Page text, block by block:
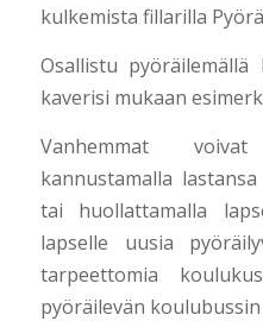
kulkemista fillarilla
Osallistu
kaverisi mukaan
Vanhemmat
kannustamalla
tai huollattamalla
lapselle uusia
tarpeettomia
pyöräilevän